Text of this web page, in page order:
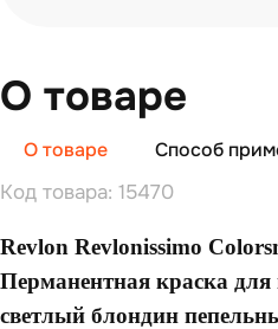
О товаре
О товаре Способ
Код товара: 15470
Revlon Revlonissimo
Перманентная краска
светлый блондин